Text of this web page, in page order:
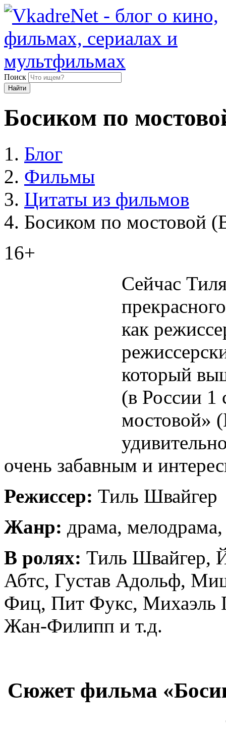
Поиск
Найти
Босиком по
Блог
Фильмы
Цитаты из фильмов
Босиком по мостовой
16+
Сейчас
как
который
(в России 1
мостовой»
очень забавным и
Режиссер: Тиль Швайгер
Жанр: драма,
В ролях: Тиль Швайгер,
Абтс, Густав Адольф,
Фиц, Пит Фукс, Михаэль
Жан-Филипп и т.д.
Сюжет фильма